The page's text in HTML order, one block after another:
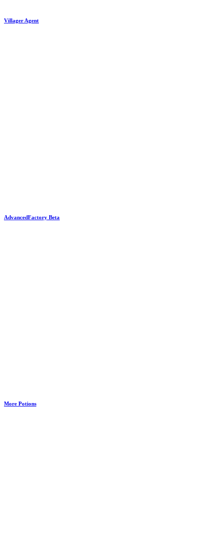
Villager Agent
AdvancedFactory Beta
More Potions